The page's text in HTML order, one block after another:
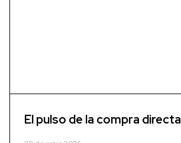
El pulso de la compra directa